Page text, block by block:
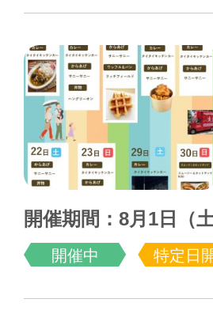
開催期間：8月1日（
開催中 特定日